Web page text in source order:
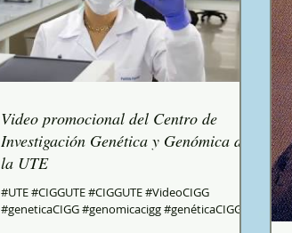
Video promocional del Centro de
Investigación Genética y Genómica de
la UTE
#UTE #CIGGUTE #CIGGUTE #VideoCIGG
#geneticaCIGG #genomicacigg #genéticaCIGG